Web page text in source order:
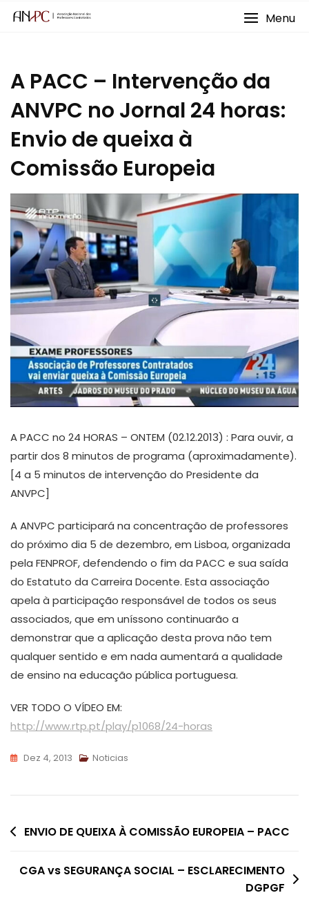
Menu
A PACC – Intervenção da
ANVPC no Jornal 24 horas:
Envio de queixa à
Comissão Europeia
A PACC no 24 HORAS – ONTEM (02.12.2013) : Para ouvir, a
partir dos 8 minutos de programa (aproximadamente).
[4 a 5 minutos de intervenção do Presidente da
ANVPC]
A ANVPC participará na concentração de professores
do próximo dia 5 de dezembro, em Lisboa, organizada
pela FENPROF, defendendo o fim da PACC e sua saída
do Estatuto da Carreira Docente. Esta associação
apela à participação responsável de todos os seus
associados, que em uníssono continuarão a
demonstrar que a aplicação desta prova não tem
qualquer sentido e em nada aumentará a qualidade
de ensino na educação pública portuguesa.
VER TODO O VÍDEO EM:
http://www.rtp.pt/play/p1068/24-horas
Dez 4, 2013 Noticias
Navegação
artigos
ENVIO DE QUEIXA À COMISSÃO EUROPEIA – PACC
CGA vs SEGURANÇA SOCIAL – ESCLARECIMENTO
DGPGF